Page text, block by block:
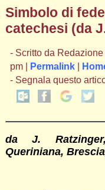
Simbolo di
catechesi (da
- Scritto da
pm |
Permalink|
- Segnala questo
da J.
Queriniana,